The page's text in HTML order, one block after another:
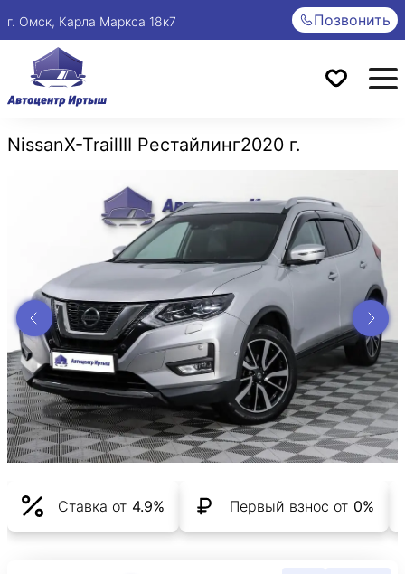
г. Омск, Карла Маркса 18к7 Позвонить
NissanX-TrailIII Рестайлинг2020 г.
Ставка от 4.9% Первый взнос от 0%